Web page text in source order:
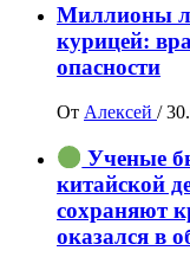
Миллионы
курицей:
опасности
От Алексей /
Ученые
китайской
сохраняют
оказался в